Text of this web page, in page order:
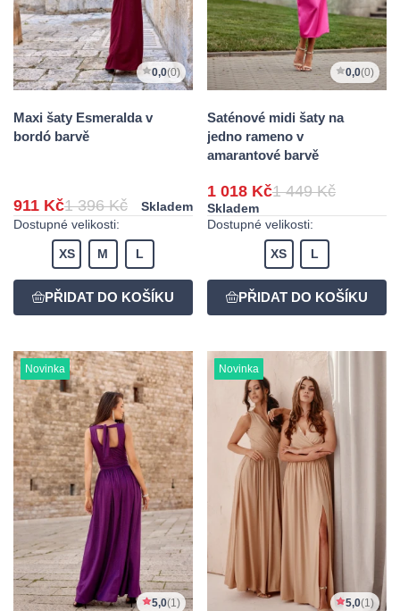
0,0(0)
Maxi šaty Esmeralda v
bordó barvě
911 Kč1 396 Kč
Skladem
Dostupné velikosti:
XS M L
0,0(0)
Saténové midi šaty na
jedno rameno v
amarantové barvě
1 018 Kč1 449 Kč
Skladem
Dostupné velikosti:
XS L
Novinka
5,0(1)
Novinka
5,0(1)